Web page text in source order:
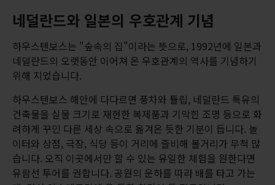
네덜란드와 일본의 우호관계 기념
하우스텐보스는 "숲속의 집"이라는 뜻으로, 1992년에 일본과
네덜란드의 오랫동안 이어져 온 우호관계의 역사를 기념하기
위해 지었습니다.
하우스텐보스 해안에 다다르면 풍차와 튤립, 네덜란드 특유의
건축물을 실물 크기로 재현한 복제품과 기막힌 조명 등으로 화
려하게 꾸민 다른 세상 속으로 옮겨온 듯한 기분이 듭니다. 놀
이터와 상점, 극장, 식당 등이 거리에 즐비해 볼거리가 무척 많
습니다. 오직 이곳에서만 할 수 있는 유일한 체험을 원한다면
유람선 투어를 권합니다. 공원의 운하를 따라 배를 타고 가는